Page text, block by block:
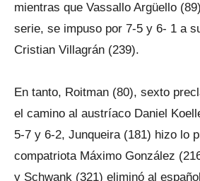
mientras que Vassallo Argüello
serie, se impuso por 7-5 y 6- 1 a
Cristian Villagrán (239).
En tanto, Roitman (80), sexto
el camino al austríaco Daniel
5-7 y 6-2, Junqueira (181) hizo lo
compatriota Máximo González
y Schwank (321) eliminó al